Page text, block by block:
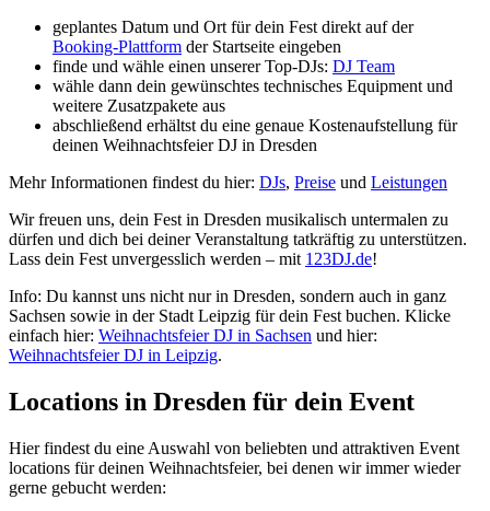
geplantes Datum und Ort für dein Fest direkt auf der
Booking-Plattform der Startseite eingeben
finde und wähle einen unserer Top-DJs: DJ Team
wähle dann dein gewünschtes technisches Equipment und
weitere Zusatzpakete aus
abschließend erhältst du eine genaue Kostenaufstellung für
deinen Weihnachtsfeier DJ in Dresden
Mehr Informationen findest du hier: DJs, Preise und Leistungen
Wir freuen uns, dein Fest in Dresden musikalisch untermalen zu
dürfen und dich bei deiner Veranstaltung tatkräftig zu unterstützen.
Lass dein Fest unvergesslich werden – mit 123DJ.de!
Info: Du kannst uns nicht nur in Dresden, sondern auch in ganz
Sachsen sowie in der Stadt Leipzig für dein Fest buchen. Klicke
einfach hier: Weihnachtsfeier DJ in Sachsen und hier:
Weihnachtsfeier DJ in Leipzig.
Locations in Dresden für dein Event
Hier findest du eine Auswahl von beliebten und attraktiven Event
locations für deinen Weihnachtsfeier, bei denen wir immer wieder
gerne gebucht werden: